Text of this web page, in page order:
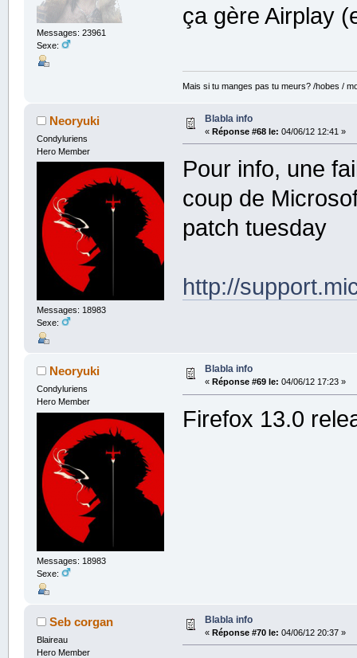
Messages: 23961
Sexe:
ça gère Airplay
Mais si tu manges pas tu meurs? /hobes /
Neoryuki
Condyluriens
Hero Member
Messages: 18983
Sexe:
Blabla info
« Réponse #68 le: 04/06/12 12:41 »
Pour info, une
coup de
patch tuesday
http://
Neoryuki
Condyluriens
Hero Member
Messages: 18983
Sexe:
Blabla info
« Réponse #69 le: 04/06/12 17:23 »
Firefox 13.0
Seb corgan
Blaireau
Hero Member
Blabla info
« Réponse #70 le: 04/06/12 20:37 »